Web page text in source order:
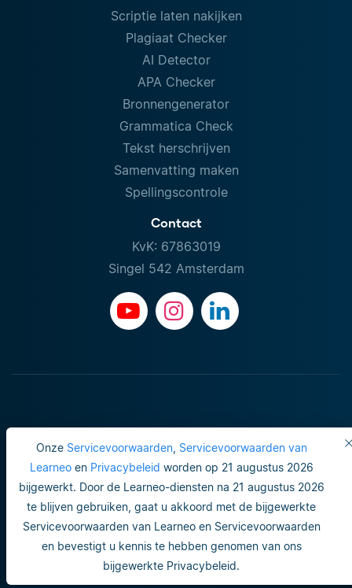
Onze Servicevoorwaarden, Servicevoorwaarden van
Learneoen Privacybeleid worden op 21 augustus 2026
bijgewerkt. Door de Learneo-diensten na 21 augustus 2026
te blijven gebruiken, gaat u akkoord met de bijgewerkte
Servicevoorwaarden van Learneo en Servicevoorwaarden
en bevestigt u kennis te hebben genomen van ons
bijgewerkte Privacybeleid.
Scriptie laten nakijken
Plagiaat Checker
AI Detector
APA Checker
Bronnengenerator
Grammatica Check
Tekst herschrijven
Samenvatting maken
Spellingscontrole
Contact
KvK: 67863019
Singel 542 Amsterdam
Gebruiksvoorwaarden
Do not sell or share my personal info
Veiligheid en privacy